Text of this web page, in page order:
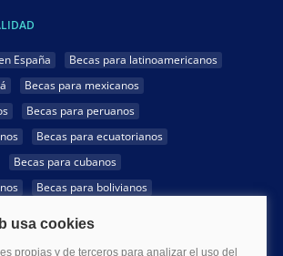
España
Becas para latinoamericanos
Becas para mexicanos
Becas para peruanos
Becas para ecuatorianos
Becas para cubanos
Becas para bolivianos